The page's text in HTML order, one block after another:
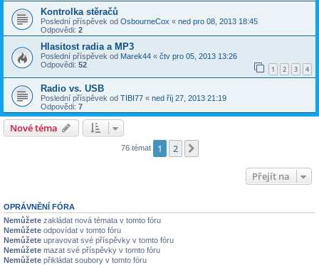
Kontrolka stěračů
Poslední příspěvek od OsbourneCox « ned pro 08, 2013 18:45
Odpovědi: 2
Hlasitost radia a MP3
Poslední příspěvek od Marek44 « čtv pro 05, 2013 13:26
Odpovědi: 52 1 2 3 4
Radio vs. USB
Poslední příspěvek od TIBI77 « ned říj 27, 2013 21:19
Odpovědi: 7
Nové téma
76 témat 1 2
Přejít na
OPRÁVNĚNÍ FÓRA
Nemůžete zakládat nová témata v tomto fóru
Nemůžete odpovídat v tomto fóru
Nemůžete upravovat své příspěvky v tomto fóru
Nemůžete mazat své příspěvky v tomto fóru
Nemůžete přikládat soubory v tomto fóru